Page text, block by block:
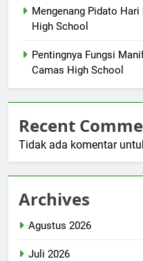
Mengenang Pidato
High School
Pentingnya Fungsi
Camas High School
Recent
Tidak ada komentar
Archives
Agustus 2026
Juli 2026